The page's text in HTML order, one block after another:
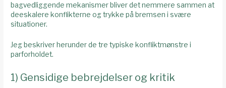
bagvedliggende mekanismer bliver det nemmere sammen at
deeskalere konflikterne og trykke på bremsen i svære
situationer.
Jeg beskriver herunder de tre typiske konfliktmønstre i
parforholdet.
1) Gensidige bebrejdelser og kritik